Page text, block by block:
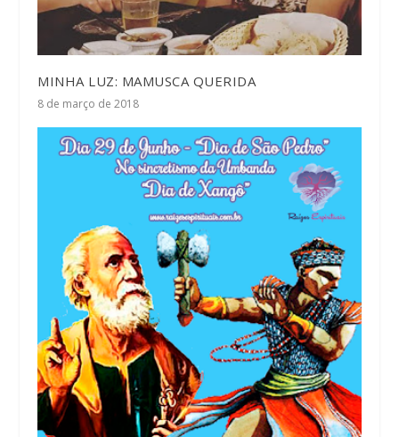
MINHA LUZ: MAMUSCA QUERIDA
8 de março de 2018